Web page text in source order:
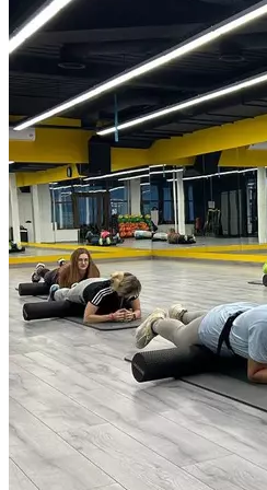
практике упражнений на
при помощи пенных роллеров,
специальный техник. Стретчинг
позвоночника, подвижность
связок и мышц, а МФР —
и убирает мышечный дисбаланс.
55 минут.